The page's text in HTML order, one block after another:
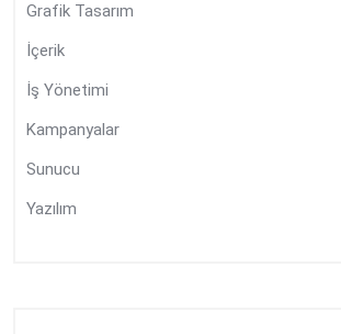
Grafik Tasarım
İçerik
İş Yönetimi
Kampanyalar
Sunucu
Yazılım